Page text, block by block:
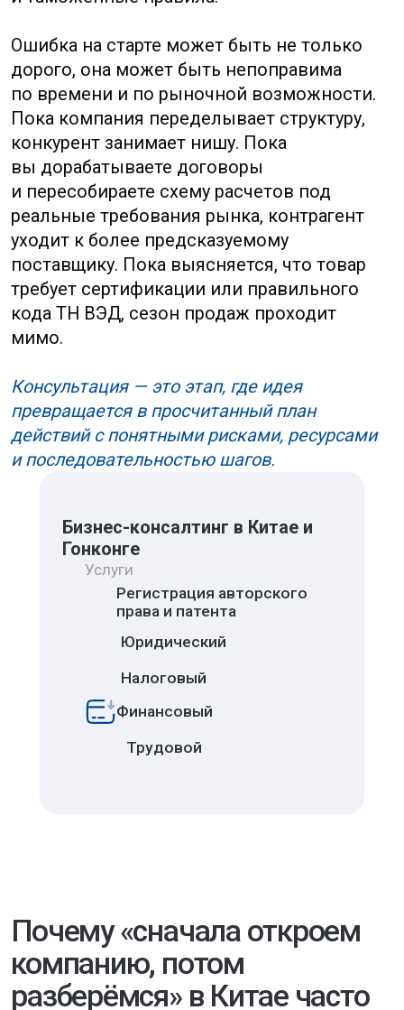
кода ТН ВЭД, сезон продаж проходит
Консультация — это этап, где идея
превращается в просчитанный план
действий с понятными рисками, ресурсами
и последовательностью шагов.
Бизнес-консалтинг в Китае и
Гонконге
Услуги
Регистрация авторского
права и патента
Юридический
Налоговый
компанию, потом
разберёмся» в Китае часто
не срабатывает
Дальше обычно возникает вопрос:
компанию, а потом разбираться по ходу
дела?» В ряде стран такой подход
действительно проходит относительно
мягко, но Китай часто устроен иначе. Здесь
последствия неверных решений
проявляются быстро, а исправление
понимать, какую задачу
вы решаете, какая модель
присутствия вам нужна и зачем,
где точка входа разумнее —
материковый Китай, Гонконг или